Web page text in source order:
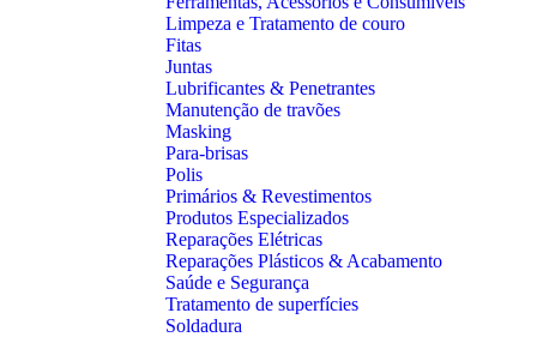
Limpeza e Tratamento de couro
Fitas
Juntas
Lubrificantes & Penetrantes
Manutenção de travões
Masking
Para-brisas
Polis
Primários & Revestimentos
Produtos Especializados
Reparações Elétricas
Reparações Plásticos & Acabamento
Saúde e Segurança
Tratamento de superfícies
Soldadura